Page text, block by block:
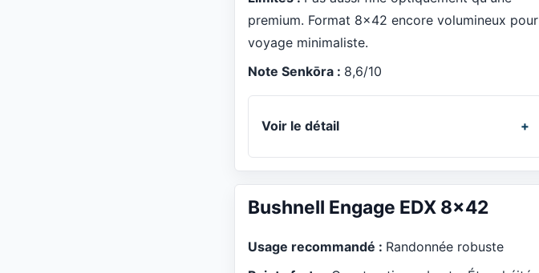
premium. Format 8x42 encore volumineux pour
voyage minimaliste.
Note Senkōra : 8,6/10
Voir le détail
Bushnell Engage EDX 8x42
Usage recommandé : Randonnée robuste